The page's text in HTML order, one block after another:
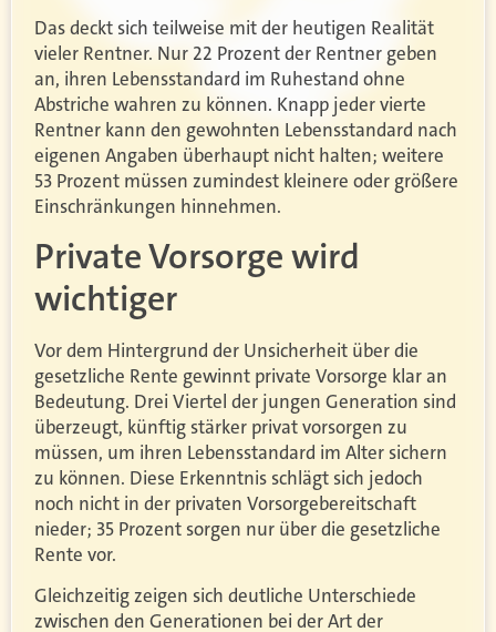
Das deckt sich teilweise mit der heutigen Realität
vieler Rentner. Nur 22 Prozent der Rentner geben
an, ihren Lebensstandard im Ruhestand ohne
Abstriche wahren zu können. Knapp jeder vierte
Rentner kann den gewohnten Lebensstandard nach
eigenen Angaben überhaupt nicht halten; weitere
53 Prozent müssen zumindest kleinere oder größere
Einschränkungen hinnehmen.
Private Vorsorge wird
wichtiger
Vor dem Hintergrund der Unsicherheit über die
gesetzliche Rente gewinnt private Vorsorge klar an
Bedeutung. Drei Viertel der jungen Generation sind
überzeugt, künftig stärker privat vorsorgen zu
müssen, um ihren Lebensstandard im Alter sichern
zu können. Diese Erkenntnis schlägt sich jedoch
noch nicht in der privaten Vorsorgebereitschaft
nieder; 35 Prozent sorgen nur über die gesetzliche
Rente vor.
Gleichzeitig zeigen sich deutliche Unterschiede
zwischen den Generationen bei der Art der